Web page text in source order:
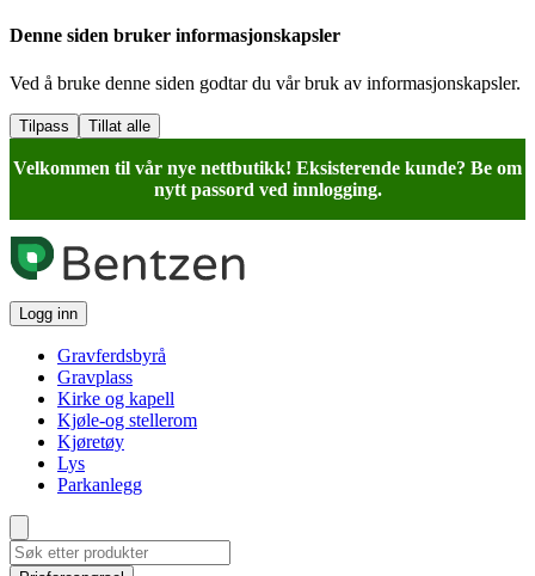
Denne siden bruker informasjonskapsler
Ved å bruke denne siden godtar du vår bruk av informasjonskapsler.
Tilpass Tillat alle
Velkommen til vår nye nettbutikk! Eksisterende kunde? Be om
nytt passord ved innlogging.
Logg inn
Gravferdsbyrå
Gravplass
Kirke og kapell
Kjøle-og stellerom
Kjøretøy
Lys
Parkanlegg